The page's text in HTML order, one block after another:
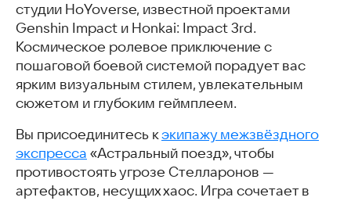
студии HoYoverse, известной проектами
Genshin Impact и Honkai: Impact 3rd.
Космическое ролевое приключение с
пошаговой боевой системой порадует вас
ярким визуальным стилем, увлекательным
сюжетом и глубоким геймплеем.
Вы присоединитесь кэкипажу межзвёздного
экспресса «Астральный поезд», чтобы
противостоять угрозе Стелларонов —
артефактов, несущих хаос. Игра сочетает в